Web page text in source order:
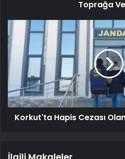
Toprağa
Korkut'ta Hapis Cezası